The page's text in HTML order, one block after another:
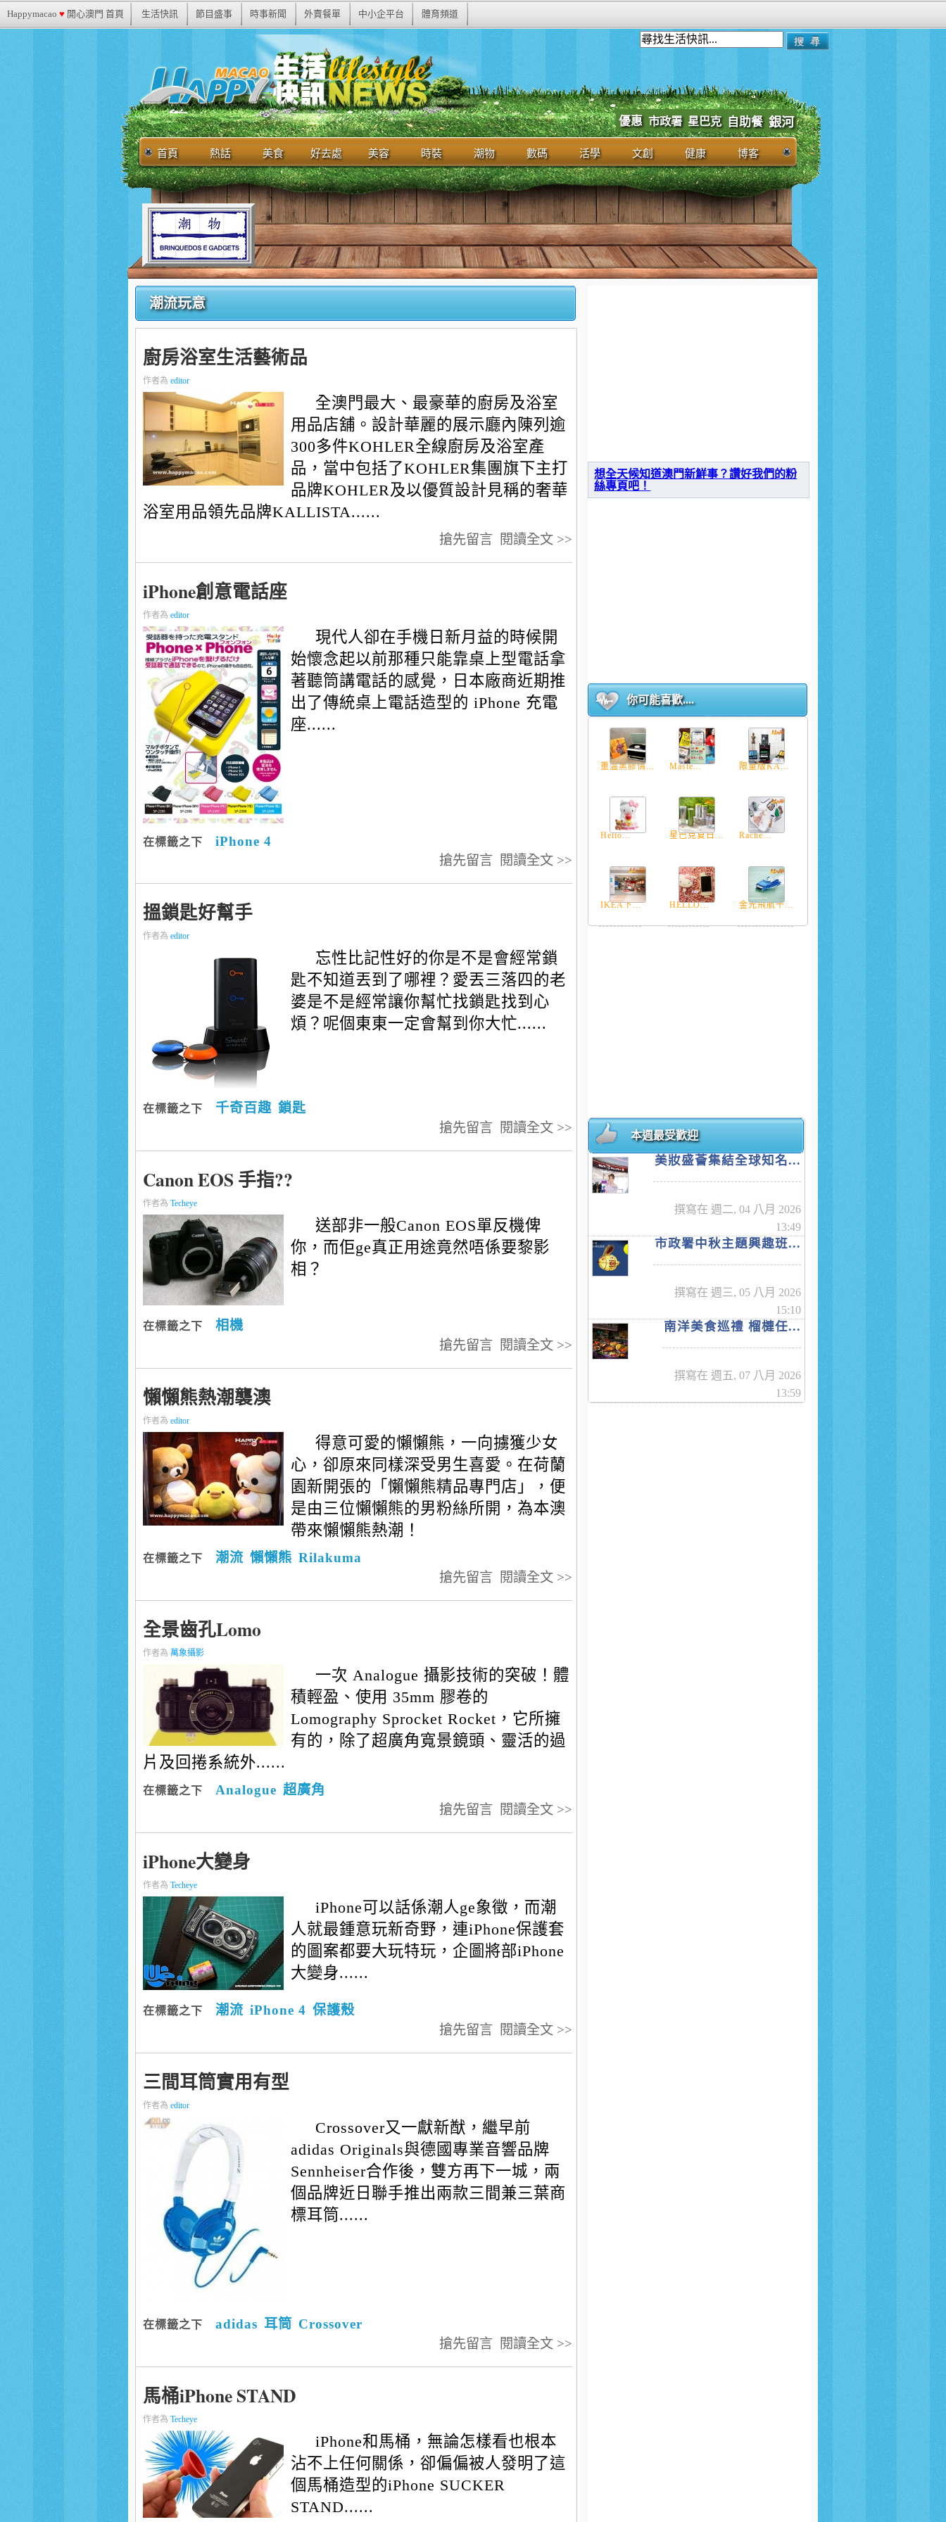
Happymacao ♥ 開心澳門 首頁 生活快訊 節目盛事 時事新聞 外賣餐單 中小企平台 體育頻道
優惠 市政署 星巴克 自助餐 銀河
首頁 熱話 美食 好去處 美容 時裝 潮物 數碼 活學 文創 健康 博客
潮流玩意
廚房浴室生活藝術品
作者為 editor
全澳門最大、最豪華的廚房及浴室
用品店舖。設計華麗的展示廳內陳列逾
300多件KOHLER全線廚房及浴室產
品，當中包括了KOHLER集團旗下主打
品牌KOHLER及以優質設計見稱的奢華
浴室用品領先品牌KALLISTA......
閱讀全文 >>
搶先留言
iPhone創意電話座
作者為 editor
現代人卻在手機日新月益的時候開
始懷念起以前那種只能靠桌上型電話拿
著聽筒講電話的感覺，日本廠商近期推
出了傳統桌上電話造型的 iPhone 充電
座......
在標籤之下
iPhone 4
閱讀全文 >>
搶先留言
搵鎖匙好幫手
作者為 editor
忘性比記性好的你是不是會經常鎖
匙不知道丟到了哪裡？愛丟三落四的老
婆是不是經常讓你幫忙找鎖匙找到心
煩？呢個東東一定會幫到你大忙......
在標籤之下 千奇百趣 鎖匙
閱讀全文 >>
搶先留言
Canon EOS 手指??
作者為 Techeye
送部非一般Canon EOS單反機俾
你，而佢ge真正用途竟然唔係要黎影
相？
在標籤之下
相機
閱讀全文 >>
搶先留言
懶懶熊熱潮襲澳
作者為 editor
得意可愛的懶懶熊，一向擄獲少女
心，卻原來同樣深受男生喜愛。在荷蘭
園新開張的「懶懶熊精品專門店」，便
是由三位懶懶熊的男粉絲所開，為本澳
帶來懶懶熊熱潮！
在標籤之下 潮流 懶懶熊 Rilakuma
閱讀全文 >>
搶先留言
全景齒孔Lomo
作者為 萬象攝影
一次 Analogue 攝影技術的突破！體
積輕盈、使用 35mm 膠卷的
Lomography Sprocket Rocket，它所擁
有的，除了超廣角寬景鏡頭、靈活的過
片及回捲系統外......
在標籤之下 Analogue 超廣角
閱讀全文 >>
搶先留言
iPhone大變身
作者為 Techeye
iPhone可以話係潮人ge象徵，而潮
人就最鍾意玩新奇野，連iPhone保護套
的圖案都要大玩特玩，企圖將部iPhone
大變身......
在標籤之下 潮流 iPhone 4 保護殼
閱讀全文 >>
搶先留言
三間耳筒實用有型
作者為 editor
Crossover又一獻新猷，繼早前
adidas Originals與德國專業音響品牌
Sennheiser合作後，雙方再下一城，兩
個品牌近日聯手推出兩款三間兼三葉商
標耳筒......
在標籤之下 adidas 耳筒 Crossover
閱讀全文 >>
搶先留言
馬桶iPhone STAND
作者為 Techeye
iPhone和馬桶，無論怎樣看也根本
沾不上任何關係，卻偏偏被人發明了這
個馬桶造型的iPhone SUCKER
STAND......
想全天候知道澳門新鮮事？讚好我們的粉
絲專頁吧！
你可能喜歡....
重溫黑膠情... Maste... 限量版KA...
Hello... 星巴克夏日... Rache...
IKEA下... HELLO... 金光飛航十...
本週最受歡迎
美妝盛薈集結全球知名...
撰寫在 週二, 04 八月 2026
13:49
市政署中秋主題興趣班...
撰寫在 週三, 05 八月 2026
15:10
南洋美食巡禮 榴槤任...
撰寫在 週五, 07 八月 2026
13:59